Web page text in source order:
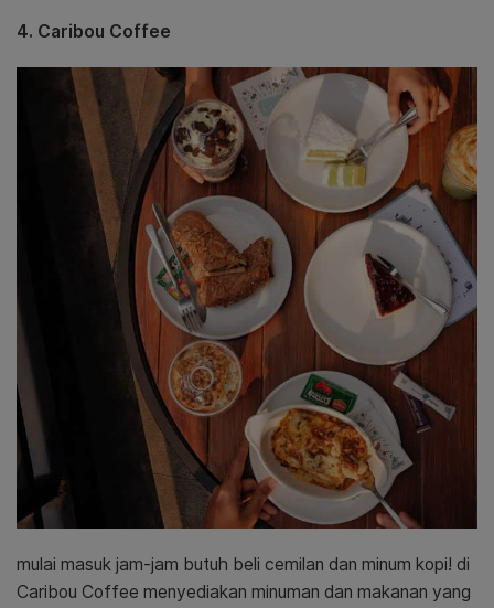
4. Caribou Coffee
mulai masuk jam-jam butuh beli cemilan dan minum kopi! di
Caribou Coffee menyediakan minuman dan makanan yang